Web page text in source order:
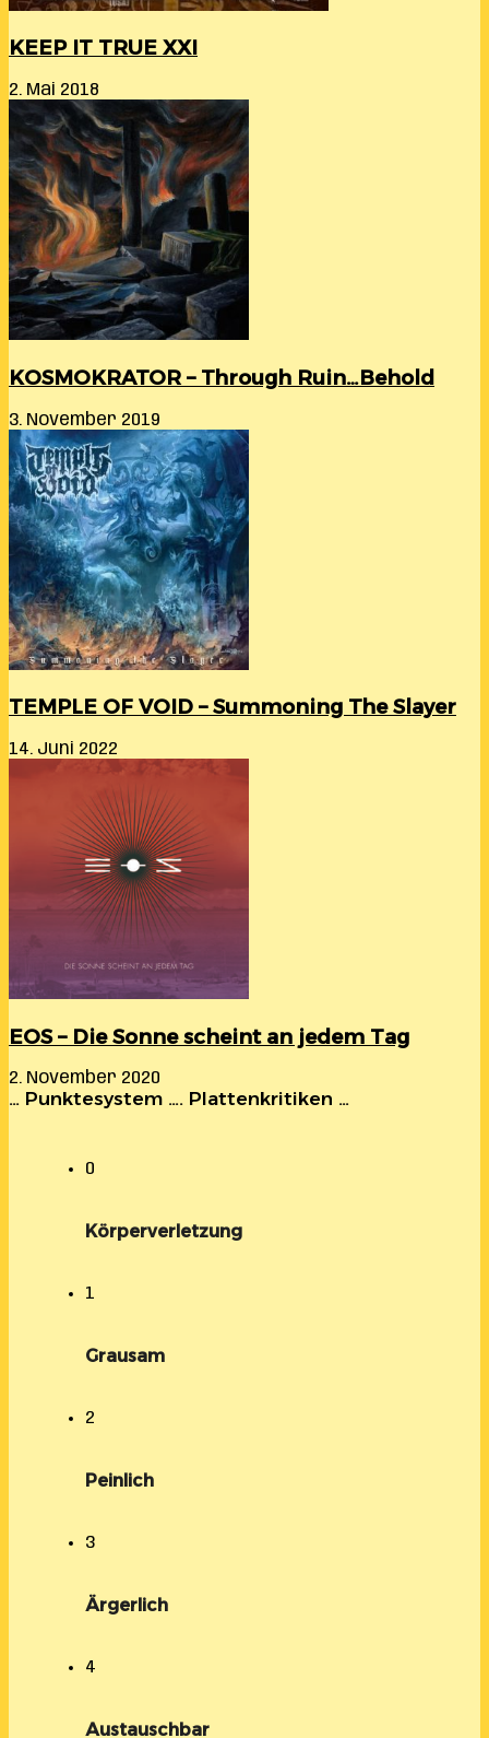
KEEP IT TRUE XXI
2. Mai 2018
KOSMOKRATOR – Through Ruin…Behold
3. November 2019
TEMPLE OF VOID – Summoning The Slayer
14. Juni 2022
EOS – Die Sonne scheint an jedem Tag
2. November 2020
… Punktesystem …. Plattenkritiken …
0
Körperverletzung
1
Grausam
2
Peinlich
3
Ärgerlich
4
Austauschbar